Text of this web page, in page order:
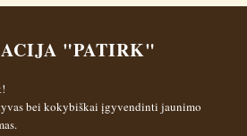
"PATIRK"
bei kokybiškai įgyvendinti jaunimo